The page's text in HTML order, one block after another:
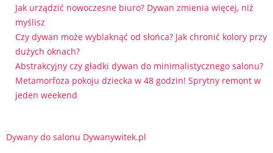
Jak urządzić nowoczesne biuro? Dywan zmienia więcej, niż
myślisz
Czy dywan może wyblaknąć od słońca? Jak chronić kolory przy
dużych oknach?
Abstrakcyjny czy gładki dywan do minimalistycznego salonu?
Metamorfoza pokoju dziecka w 48 godzin! Sprytny remont w
jeden weekend
Dywany do salonu Dywanywitek.pl